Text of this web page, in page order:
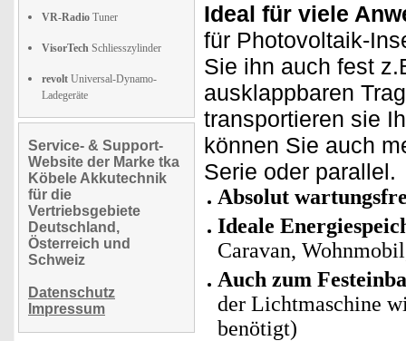
VR-Radio Tuner
VisorTech Schliesszylinder
revolt Universal-Dynamo-
Ladegeräte
Service- & Support-
Website der Marke tka
Köbele Akkutechnik
für die
Vertriebsgebiete
Deutschland,
Österreich und
Schweiz
Datenschutz
Impressum
Ideal für viele
für Photovoltaik-
Sie ihn auch fest
ausklappbaren
transportieren sie
können Sie auch
Serie oder parallel.
Absolut
Ideale
Caravan,
Auch zum
der Lichtmaschine
benötigt)